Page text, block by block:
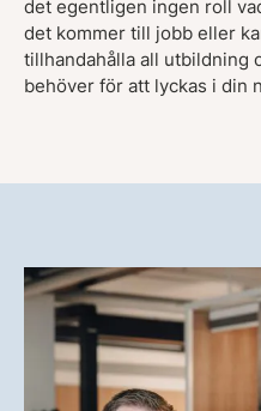
det egentligen ingen roll
det kommer till jobb eller
tillhandahålla all utbildning
behöver för att lyckas i din